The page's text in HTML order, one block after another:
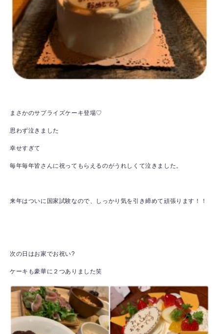
まさかのサプライズケーキ登場♡
思わず泣きました
幸せすぎて
毎年毎年皆さんに祝ってもらえるのがうれしくて泣きました。
来年はついに国家試験なので、しっかり気を引き締めて頑張ります！！
次の日はお家でお祝い?
ケーキも豪華に２つありました笑